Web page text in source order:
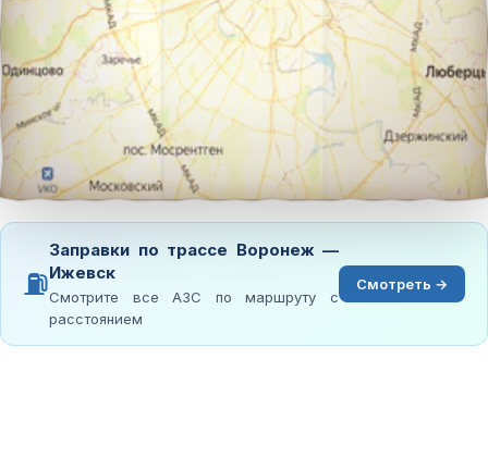
⛽
Заправки по трассе Воронеж —
Ижевск
Смотрите все АЗС по маршруту с
расстоянием
Смотреть →